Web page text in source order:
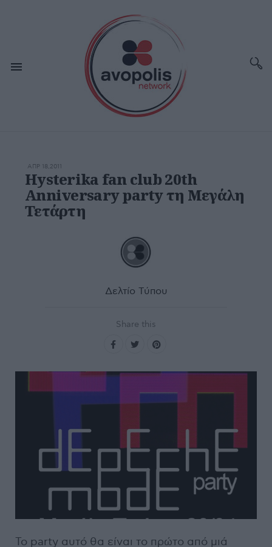
ΑΠΡ 18,2011
Hysterika fan club 20th
Anniversary party τη Μεγάλη
Τετάρτη
Δελτίο Τύπου
Share this
Το party αυτό θα είναι το πρώτο από μιά